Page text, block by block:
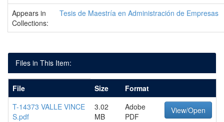
Appears in
Collections:
Tesis de Maestría en Administración de Empresas
Files in This Item:
File Size
Format
T-14373 VALLE VINCE
S.pdf
3.02
MB
Adobe
PDF
View/Open